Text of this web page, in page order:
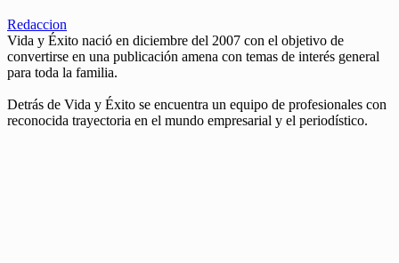
Redaccion
Vida y Éxito nació en diciembre del 2007 con el objetivo de
convertirse en una publicación amena con temas de interés general
para toda la familia.
Detrás de Vida y Éxito se encuentra un equipo de profesionales con
reconocida trayectoria en el mundo empresarial y el periodístico.